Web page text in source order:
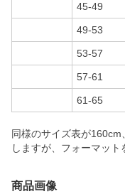
45-49
49-53
53-57
57-61
61-65
同様のサイズ表が
しますが、フォーマット
商品画像